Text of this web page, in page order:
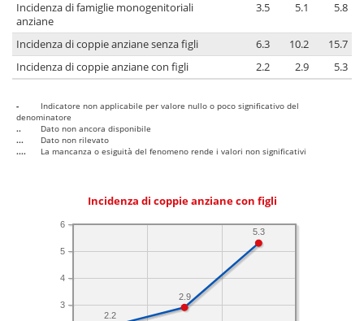
Incidenza di famiglie monogenitoriali
anziane
3.5 5.1 5.8
Incidenza di coppie anziane senza figli 6.3 10.2
15.7
Incidenza di coppie anziane con figli
2.2 2.9 5.3
-
Indicatore non applicabile per valore nullo o poco significativo del
denominatore
..
Dato non ancora disponibile
...
Dato non rilevato
....
La mancanza o esiguità del fenomeno rende i valori non significativi
Incidenza di coppie anziane con figli
3
4
5
6
5.3
2.9
2.2